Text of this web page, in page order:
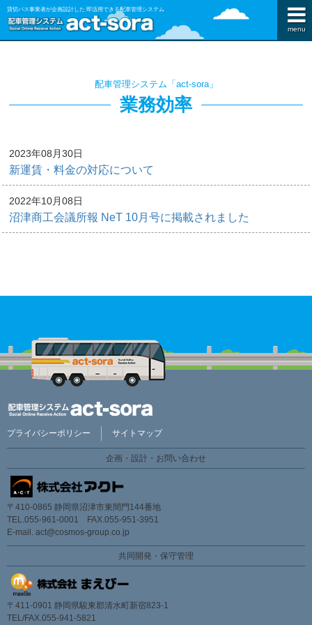
menu
貸切バス事業者が企画設計した 即活用できる配車管理システム
配車管理システム「act-sora」
業務効率
2023年08月30日
新運賃・料金の対応について
2022年10月08日
沼津商工会議所報 NeT 10月号に掲載されました
プライバシーポリシー サイトマップ
企画・設計・お問い合わせ
〒410-0865 静岡県沼津市東間門144番地
TEL.055-961-0001 FAX.055-951-3951
E-mail. act@cosmos-group.co.jp
共同開発・保守管理
〒411-0901 静岡県駿東郡清水町新宿823-1
TEL/FAX.055-941-5821